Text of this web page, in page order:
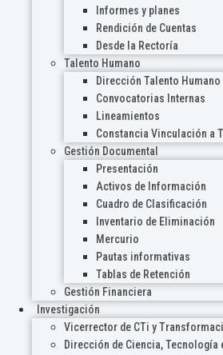
Informes y planes
Rendición de Cuentas
Desde la Rectoría
Talento Humano
Dirección Talento Humano
Convocatorias Internas
Lineamientos
Constancia Vinculación a
Gestión Documental
Presentación
Activos de Información
Cuadro de Clasificación
Inventario de Eliminación
Mercurio
Pautas informativas
Tablas de Retención
Gestión Financiera
Investigación
Vicerrector de CTi y
Dirección de Ciencia, Tecnología